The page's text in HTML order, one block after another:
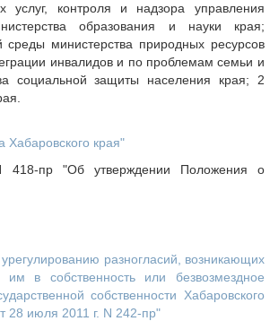
услуг, контроля и надзора управления
образования и науки края;
министерства природных ресурсов
инвалидов и по проблемам семьи и
социальной защиты населения края; 2
Хабаровского края"
418-пр "Об утверждении Положения о
разногласий, возникающих
в собственность или безвозмездное
собственности Хабаровского
28 июля 2011 г. N 242-пр"